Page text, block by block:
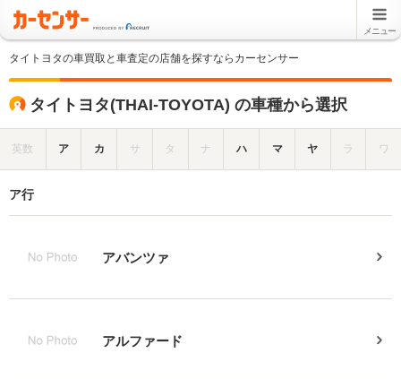
メニュー
タイトヨタの車買取と車査定の店舗を探すならカーセンサー
タイトヨタ(THAI-TOYOTA) の車種から選択
英数 ア カ サ タ ナ ハ マ ヤ ラ ワ
ア行
アバンツァ
アルファード